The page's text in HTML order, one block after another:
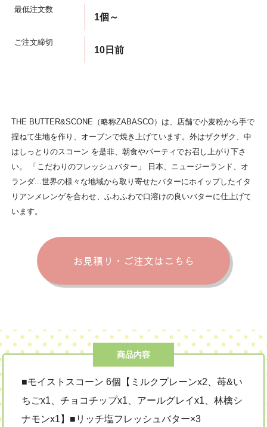
最低注文数
1個～
ご注文締切
10日前
THE BUTTER&SCONE（略称ZABASCO）は、店舗で小麦粉から手で
捏ねて生地を作り、オーブンで焼き上げています。外はザクザク、中
はしっとりのスコーン を是非、朝食やパーティでお召し上がり下さ
い。 「こだわりのフレッシュバター」 日本、ニュージーランド、オ
ランダ...世界の様々な地域から取り寄せたバターにホイップしたイタ
リアンメレンゲを合わせ、ふわふわで口溶けの良いバターに仕上げて
います。
お見積り・ご注文はこちら
商品内容
■モイストスコーン 6個【ミルクプレーンx2、苺&い
ちごx1、チョコチップx1、アールグレイx1、林檎シ
ナモンx1】■リッチ塩フレッシュバター×3